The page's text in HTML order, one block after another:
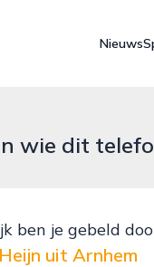
Nieuws
wie dit
ben je gebeld
uit Arnhem